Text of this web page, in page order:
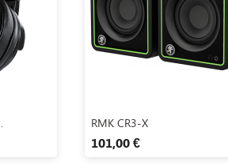

RMK CR3-X
101,00 €